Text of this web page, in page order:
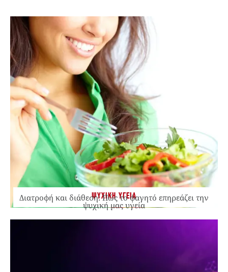
ΨΥΧΙΚΗ ΥΓΕΙΑ
Διατροφή και διάθεση: Πώς το φαγητό επηρεάζει την
ψυχική μας υγεία